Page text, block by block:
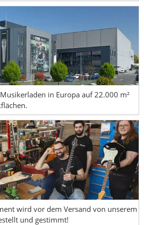
in Europa auf 22.000 m²
wird vor dem Versand von unserem
und gestimmt!